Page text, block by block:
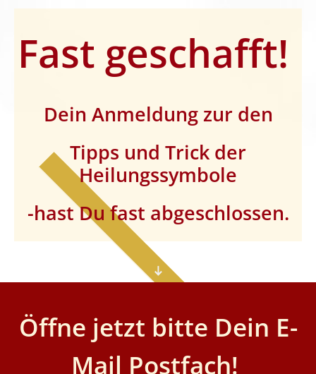
Fast geschafft!
Dein Anmeldung zur den
Tipps und Trick der
Heilungssymbole
-hast Du fast abgeschlossen.
Öffne jetzt bitte Dein E-
Mail Postfach!